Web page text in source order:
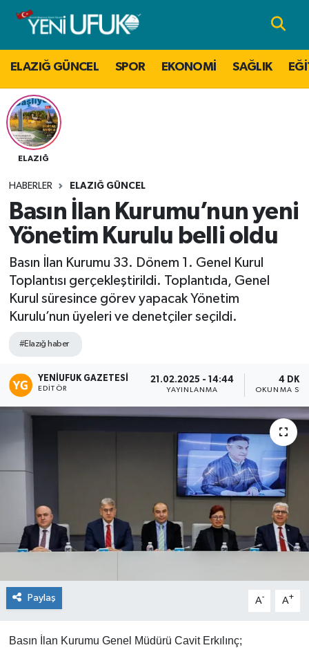
ELAZIĞ GÜNCEL SPOR EKONOMİ SAĞLIK
ELAZIĞ
HABERLER ELAZIĞ GÜNCEL
Basın İlan Kurumu’nun yeni
Yönetim Kurulu belli oldu
Basın İlan Kurumu 33. Dönem 1. Genel Kurul
Toplantısı gerçekleştirildi. Toplantıda, Genel
Kurul süresince görev yapacak Yönetim
Kurulu’nun üyeleri ve denetçiler seçildi.
#Elazığ haber
YENIUFUK GAZETESI
EDITÖR
21.02.2025 - 14:44
YAYINLANMA
4 DK
OKUNMA
Paylaş A- A+
Basın İlan Kurumu Genel Müdürü Cavit Erkılınç;
Nöbetçi Eczaneler
Hava Durumu
Namaz Vakitleri
Trafik Durumu
Tüm Manşetler
Son Dakika Haberleri
Haber Arşivi